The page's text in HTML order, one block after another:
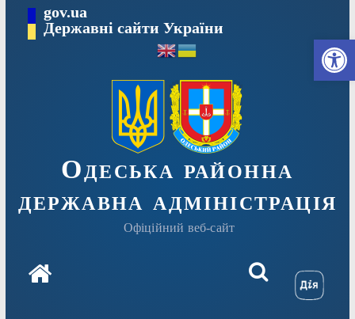
Перейтиgov.ua
Державні сайти України
Одеська районна
державна адміністрація
Офіційний веб-сайт